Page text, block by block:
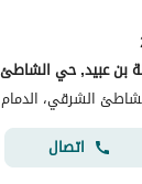
الشرقي، الدمام
اتصال